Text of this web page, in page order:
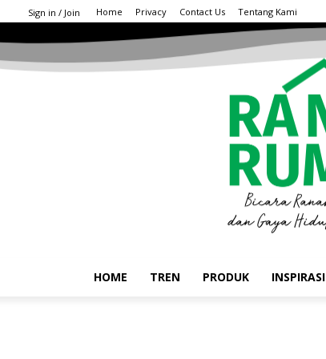
Sign in / Join Home Privacy Contact Us Tentang Kami
HOME TREN PRODUK INSPIRASI